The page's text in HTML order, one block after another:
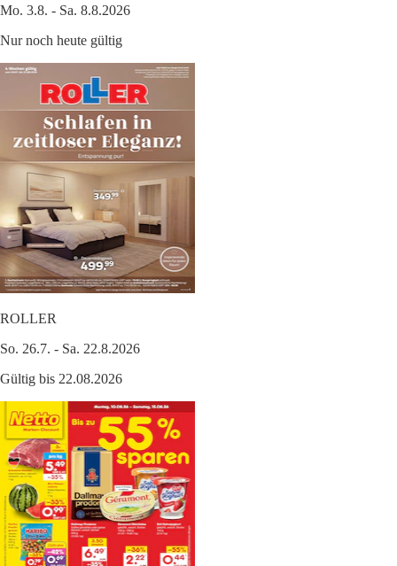
Mo. 3.8. - Sa. 8.8.2026
Nur noch heute gültig
ROLLER
So. 26.7. - Sa. 22.8.2026
Gültig bis 22.08.2026